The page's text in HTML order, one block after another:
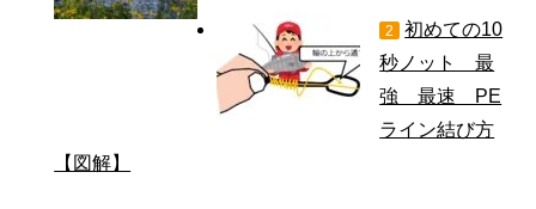
2
初めての10
秒ノット 最
強 最速 PE
ライン結び方
【図解】